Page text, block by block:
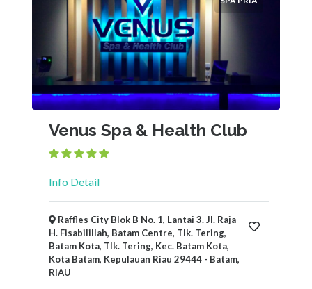
Venus Spa & Health Club
Info Detail
Raffles City Blok B No. 1, Lantai 3. Jl. Raja
H. Fisabilillah, Batam Centre, Tlk. Tering,
Batam Kota, Tlk. Tering, Kec. Batam Kota,
Kota Batam, Kepulauan Riau 29444 - Batam,
RIAU